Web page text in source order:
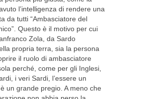
l’intelligenza di rendere una
da tutti “Ambasciatore del
Questo è il motivo per cui
Zola, da Sardo
propria terra, sia la persona
il ruolo di ambasciatore
perché, come per gli Inglesi,
i veri Sardi, l’essere un
un grande pregio. A meno che